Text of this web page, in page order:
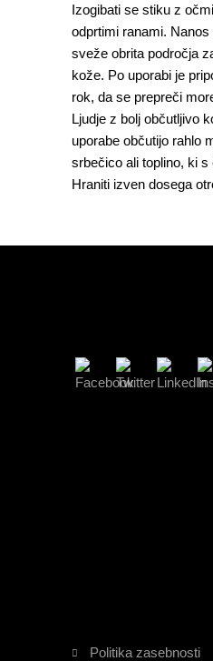
Izogibati se stiku z
odprtimi ranami.
sveže obrita področja
kože. Po uporabi je
rok, da se prepreči
Ljudje z bolj občutljivo
uporabe občutijo rahlo
srbečico ali toplino, ki s
Hraniti izven dosega
politika zasebnosti